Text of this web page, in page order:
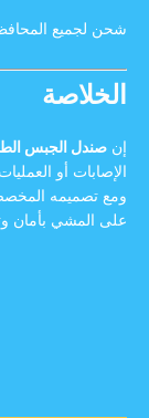
شحن لجميع
الخلاصة
إن صندل الجبس
الإصابات أو
ومع تصميمه
على المشي بأمان